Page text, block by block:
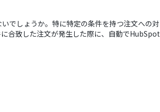
でしょうか。特に特定の条件を持つ注文への対
合致した注文が発生した際に、自動でHubSpot